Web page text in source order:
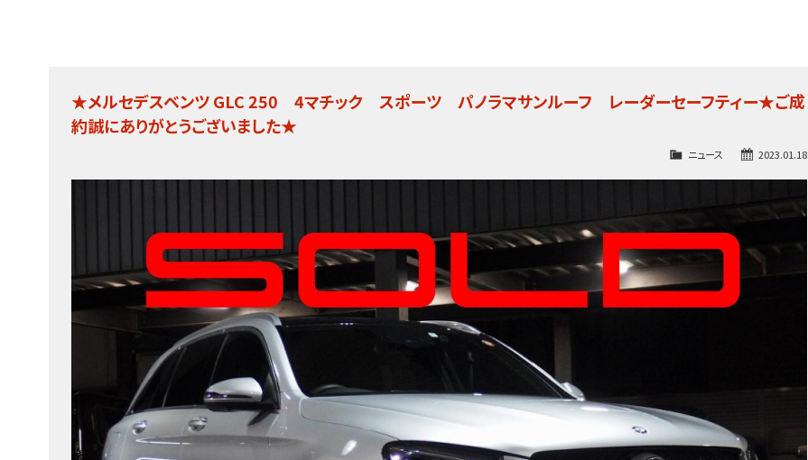
★メルセデスベンツ GLC 250 4マチック スポーツ パノラマサンルーフ レーダーセーフティー★ご成
約誠にありがとうございました★
2023.01.18
ニュース